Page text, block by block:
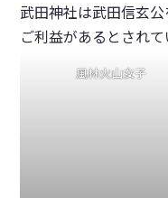
武田神社は武田信玄公
ご利益があるとされ
風林火山女子